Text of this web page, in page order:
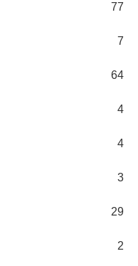
77
7
64
4
4
3
29
2